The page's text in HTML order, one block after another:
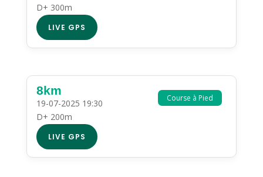
D+ 300m
LIVE GPS
Course à Pied
8km
19-07-2025 19:30
D+ 200m
LIVE GPS